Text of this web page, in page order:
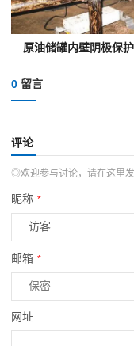
原油储罐内壁阴极保
0 留言
评论
◎欢迎参与讨论，请在这里
昵称 *
邮箱 *
网址